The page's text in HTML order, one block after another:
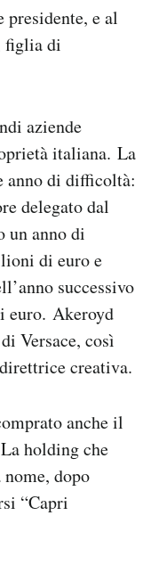
e al
figlia di
aziende
italiana. La
anno di difficoltà:
delegato dal
un anno di
di euro e
successivo
euro. Akeroyd
Versace, così
creativa.
anche il
holding che
dopo
“Capri